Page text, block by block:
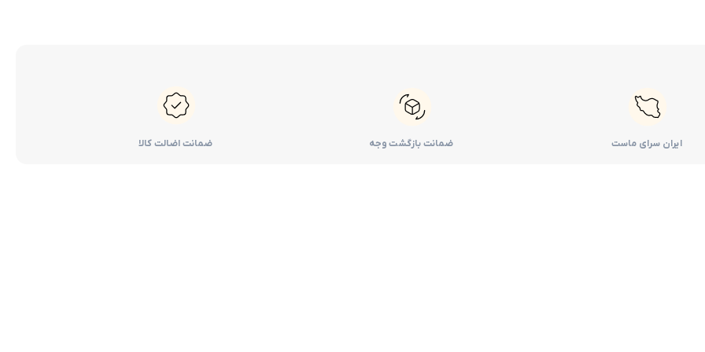
ایران سرای ماست ضمانت بازگشت وجه ضمانت اضالت کالا